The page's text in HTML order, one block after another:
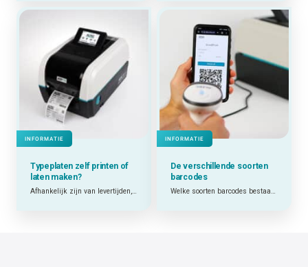
INFORMATIE
Typeplaten zelf printen of
laten maken?
Afhankelijk zijn van levertijden, minimumafnames en externe leveranciers? Of zelf printen wanneer je het nodig hebt? Welke keuze het beste werkt, hangt af van jouw situatie.
INFORMATIE
De verschillende soorten
barcodes
Welke soorten barcodes bestaan er en welke past het best bij mijn toepassing?